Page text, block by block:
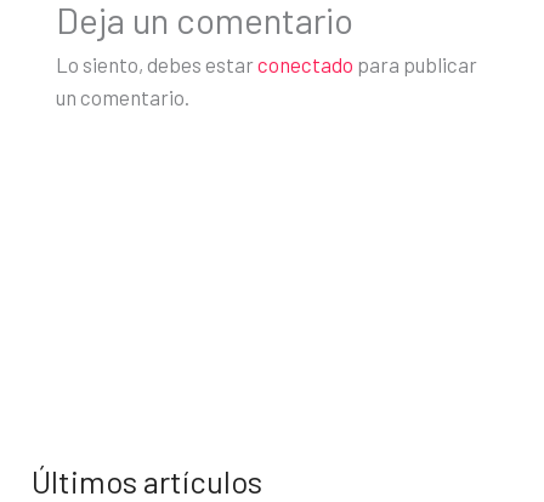
Deja un comentario
Lo siento, debes estarconectado para publicar
un comentario.
Últimos artículos